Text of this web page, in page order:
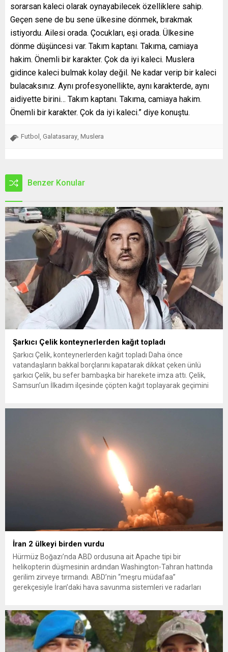
sorarsan kaleci olarak oynayabilecek özelliklere sahip.
Geçen sene de bu sene ülkesine dönmek, bırakmak
istiyordu. Ailesi orada. Çocukları, eşi orada. Ülkesine
dönme düşüncesi var. Takım kaptanı. Takıma, camiaya
hakim. Önemli bir karakter. Çok da iyi kaleci. Muslera
gidince kaleci bulmak kolay değil. Ne kadar verip bir kaleci
bulacaksınız. Aynı profesyonellikte, aynı karakterde, aynı
aidiyette birini… Takım kaptanı. Takıma, camiaya hakim.
Önemli bir karakter. Çok da iyi kaleci.” diye konuştu.
Futbol Galatasaray Muslera
Benzer Konular
Şarkıcı Çelik konteynerlerden kağıt topladı
Şarkıcı Çelik, konteynerlerden kağıt topladı Daha önce
vatandaşların bakkal borçlarını kapatarak dikkat çeken ünlü
şarkıcı Çelik, bu sefer bambaşka bir harekete imza attı. Çelik,
Samsun’un İlkadım ilçesinde çöpten kağıt toplayarak geçimini
İran 2 ülkeyi birden vurdu
Hürmüz Boğazı’nda ABD ordusuna ait Apache tipi bir
helikopterin düşmesinin ardından Washington-Tahran hattında
gerilim zirveye tırmandı. ABD’nin “meşru müdafaa”
gerekçesiyle İran’daki hava savunma sistemleri ve radarları
yeni bir ABD saldırısına anında yanıt verileceğini duyurdu....